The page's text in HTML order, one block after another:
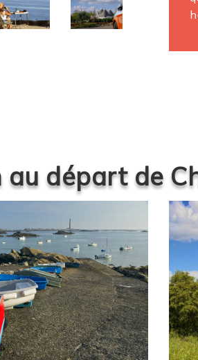
départ de